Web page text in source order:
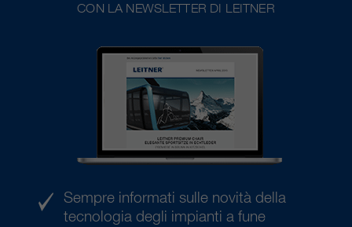
CON LA NEWSLETTER DI LEITNER
Sempre informati sulle novità della
tecnologia degli impianti a fune